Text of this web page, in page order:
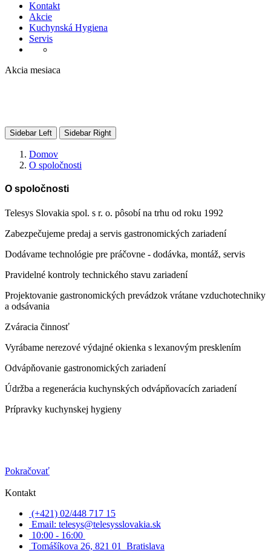
Kontakt
Akcie
Kuchynská Hygiena
Servis
Akcia mesiaca
Sidebar Left Sidebar Right
Domov
O spoločnosti
O spoločnosti
Telesys Slovakia spol. s r. o. pôsobí na trhu od roku 1992
Zabezpečujeme predaj a servis gastronomických zariadení
Dodávame technológie pre práčovne - dodávka, montáž, servis
Pravidelné kontroly technického stavu zariadení
Projektovanie gastronomických prevádzok vrátane vzduchotechniky
a odsávania
Zváracia činnosť
Vyrábame nerezové výdajné okienka s lexanovým presklením
Odvápňovanie gastronomických zariadení
Údržba a regenerácia kuchynských odvápňovacích zariadení
Prípravky kuchynskej hygieny
Pokračovať
Kontakt
(+421) 02/448 717 15
Email: telesys@telesysslovakia.sk
10:00 - 16:00
Tomášíkova 26, 821 01 Bratislava